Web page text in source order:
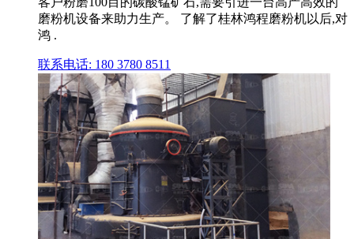
磨粉机设备来助力生产。 了解了桂林鸿程磨粉机以后,对
鸿 .
联系电话: 180 3780 8511